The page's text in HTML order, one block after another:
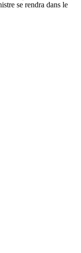
se rendra dans le